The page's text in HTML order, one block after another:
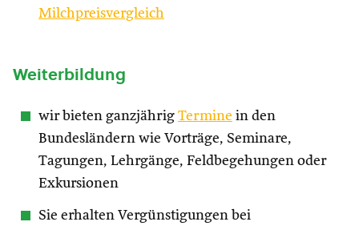
Milchpreisvergleich
Weiterbildung
wir bieten ganzjährig Termine in den
Bundesländern wie Vorträge, Seminare,
Tagungen, Lehrgänge, Feldbegehungen oder
Exkursionen
Sie erhalten Vergünstigungen bei